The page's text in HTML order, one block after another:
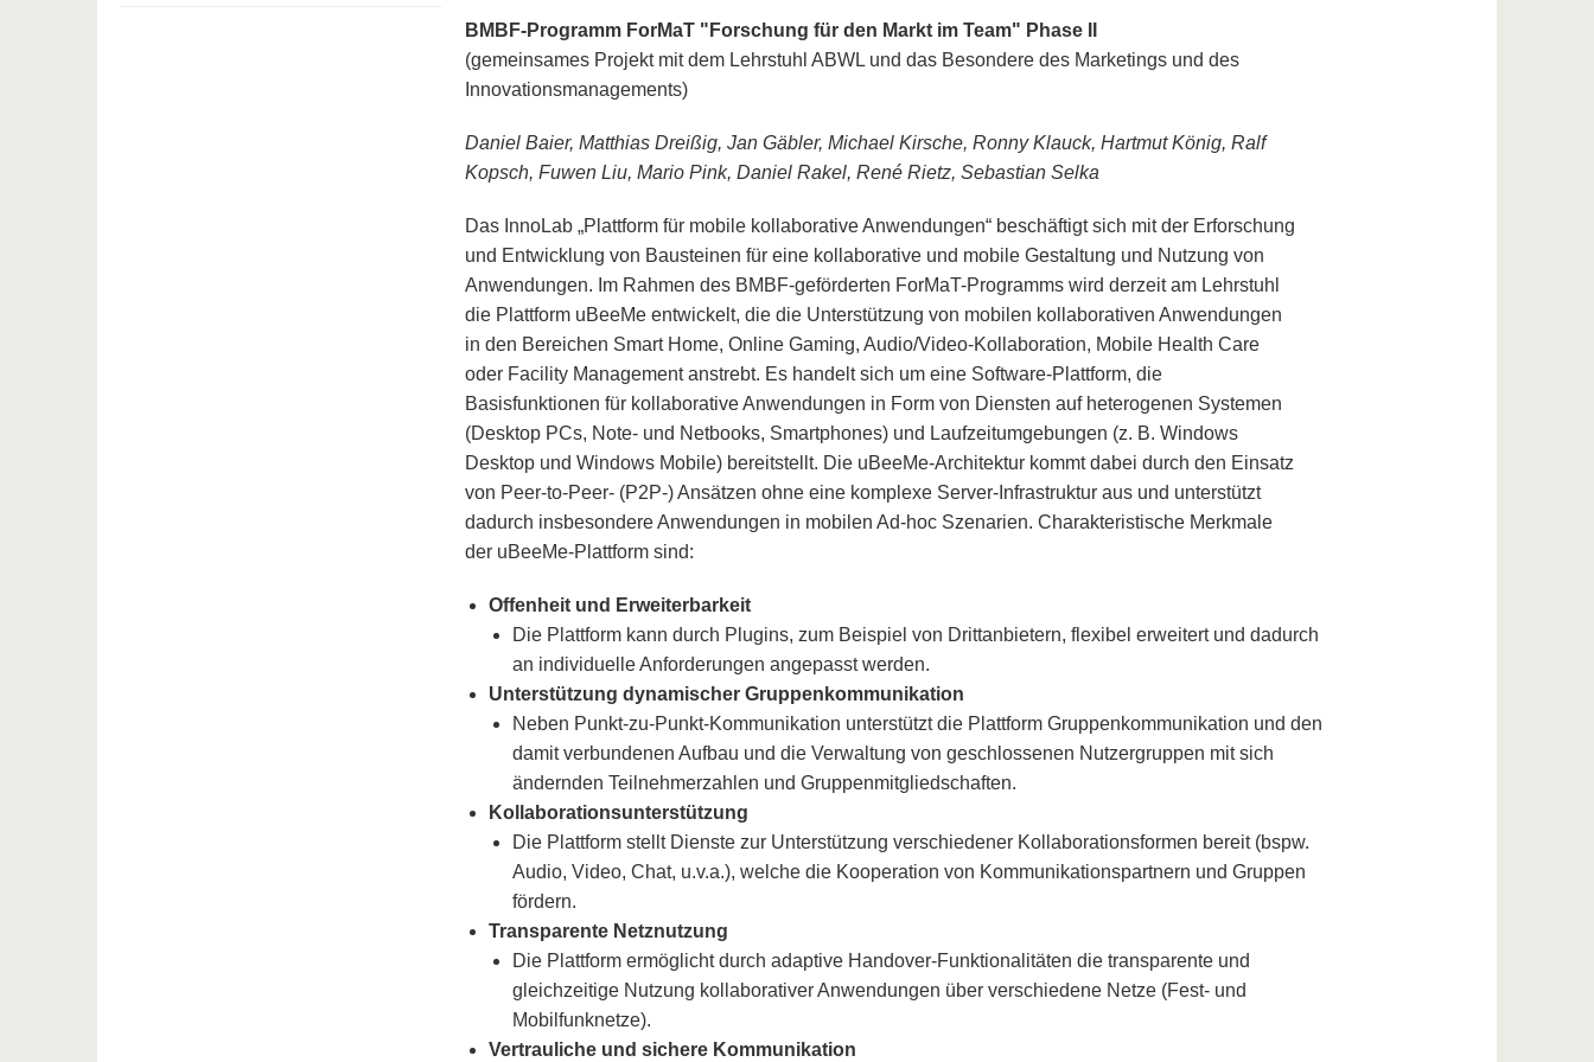
BMBF-Programm ForMaT "Forschung für den Markt im Team" Phase II
(gemeinsames Projekt mit dem Lehrstuhl ABWL und das Besondere des Marketings und des
Innovationsmanagements)
Daniel Baier, Matthias Dreißig, Jan Gäbler, Michael Kirsche, Ronny Klauck, Hartmut König, Ralf
Kopsch, Fuwen Liu, Mario Pink, Daniel Rakel, René Rietz, Sebastian Selka
Das InnoLab „Plattform für mobile kollaborative Anwendungen“ beschäftigt sich mit der Erforschung
und Entwicklung von Bausteinen für eine kollaborative und mobile Gestaltung und Nutzung von
Anwendungen. Im Rahmen des BMBF-geförderten ForMaT-Programms wird derzeit am Lehrstuhl
die Plattform uBeeMe entwickelt, die die Unterstützung von mobilen kollaborativen Anwendungen
in den Bereichen Smart Home, Online Gaming, Audio/Video-Kollaboration, Mobile Health Care
oder Facility Management anstrebt. Es handelt sich um eine Software-Plattform, die
Basisfunktionen für kollaborative Anwendungen in Form von Diensten auf heterogenen Systemen
(Desktop PCs, Note- und Netbooks, Smartphones) und Laufzeitumgebungen (z. B. Windows
Desktop und Windows Mobile) bereitstellt. Die uBeeMe-Architektur kommt dabei durch den Einsatz
von Peer-to-Peer- (P2P-) Ansätzen ohne eine komplexe Server-Infrastruktur aus und unterstützt
dadurch insbesondere Anwendungen in mobilen Ad-hoc Szenarien. Charakteristische Merkmale
der uBeeMe-Plattform sind:
Offenheit und Erweiterbarkeit
Die Plattform kann durch Plugins, zum Beispiel von Drittanbietern, flexibel erweitert und dadurch
an individuelle Anforderungen angepasst werden.
Unterstützung dynamischer Gruppenkommunikation
Neben Punkt-zu-Punkt-Kommunikation unterstützt die Plattform Gruppenkommunikation und den
damit verbundenen Aufbau und die Verwaltung von geschlossenen Nutzergruppen mit sich
ändernden Teilnehmerzahlen und Gruppenmitgliedschaften.
Kollaborationsunterstützung
Die Plattform stellt Dienste zur Unterstützung verschiedener Kollaborationsformen bereit (bspw.
Audio, Video, Chat, u.v.a.), welche die Kooperation von Kommunikationspartnern und Gruppen
fördern.
Transparente Netznutzung
Die Plattform ermöglicht durch adaptive Handover-Funktionalitäten die transparente und
gleichzeitige Nutzung kollaborativer Anwendungen über verschiedene Netze (Fest- und
Mobilfunknetze).
Vertrauliche und sichere Kommunikation